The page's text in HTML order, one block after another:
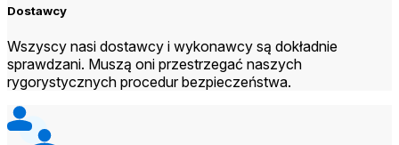
Dostawcy
Wszyscy nasi dostawcy i wykonawcy są dokładnie
sprawdzani. Muszą oni przestrzegać naszych
rygorystycznych procedur bezpieczeństwa.